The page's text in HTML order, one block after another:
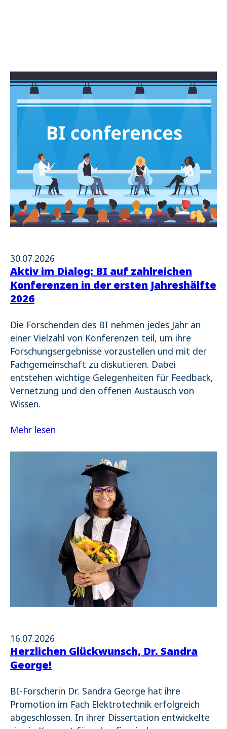
30.07.2026
Aktiv im Dialog: BI auf zahlreichen
Konferenzen in der ersten Jahreshälfte
2026
Die Forschenden des BI nehmen jedes Jahr an
einer Vielzahl von Konferenzen teil, um ihre
Forschungsergebnisse vorzustellen und mit der
Fachgemeinschaft zu diskutieren. Dabei
entstehen wichtige Gelegenheiten für Feedback,
Vernetzung und den offenen Austausch von
Wissen.
Mehr lesen
16.07.2026
Herzlichen Glückwunsch, Dr. Sandra
George!
BI-Forscherin Dr. Sandra George hat ihre
Promotion im Fach Elektrotechnik erfolgreich
abgeschlossen. In ihrer Dissertation entwickelte